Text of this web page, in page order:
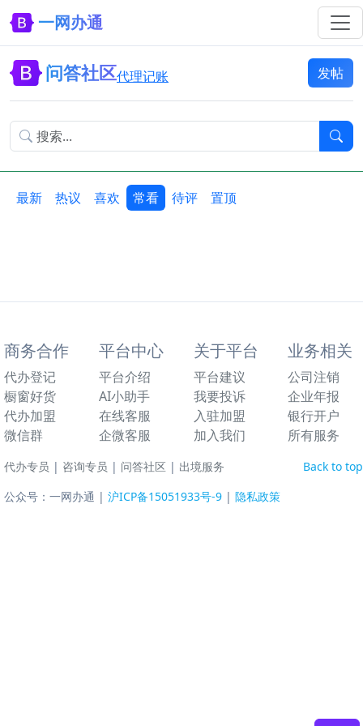
一网办通
问答社区代理记账 发帖
最新 热议 喜欢 常看 待评 置顶
商务合作
代办登记
橱窗好货
代办加盟
微信群
平台中心
平台介绍
AI小助手
在线客服
企微客服
关于平台
平台建议
我要投诉
入驻加盟
加入我们
业务相关
公司注销
企业年报
银行开户
所有服务
Back to top
代办专员 | 咨询专员 | 问答社区 | 出境服务
公众号：一网办通 | 沪ICP备15051933号-9 | 隐私政策